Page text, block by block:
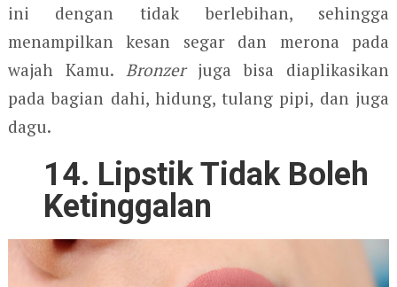
ini dengan tidak berlebihan, sehingga
menampilkan kesan segar dan merona pada
wajah Kamu. Bronzerjuga bisa diaplikasikan
pada bagian dahi, hidung, tulang pipi, dan juga
dagu.
14. Lipstik Tidak Boleh
Ketinggalan